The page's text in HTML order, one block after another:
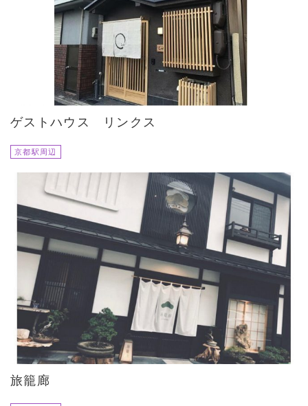
ゲストハウス リンクス
京都駅周辺
旅籠廊